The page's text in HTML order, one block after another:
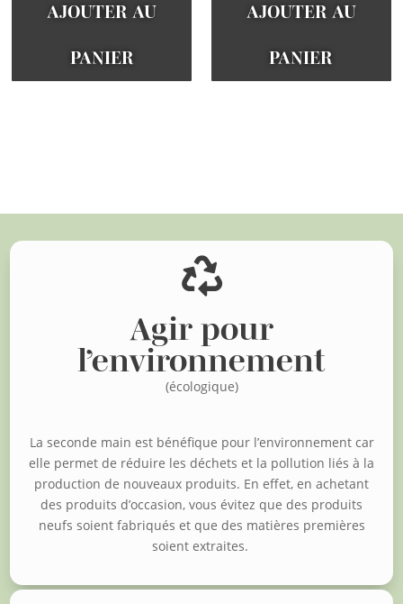
AJOUTER AU
PANIER
AJOUTER AU
PANIER

Agir pour
l’environnement
(écologique)
La seconde main est bénéfique pour l’environnement car
elle permet de réduire les déchets et la pollution liés à la
production de nouveaux produits. En effet, en achetant
des produits d’occasion, vous évitez que des produits
neufs soient fabriqués et que des matières premières
soient extraites.